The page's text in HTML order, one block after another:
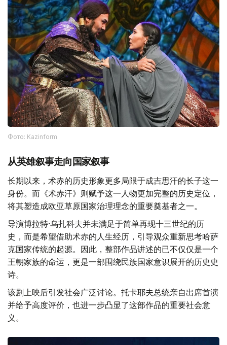
从英雄叙事走向国家叙事
长期以来，术赤的历史形象更多局限于成吉思汗的长子这一
身份。而《术赤汗》则赋予这一人物更加完整的历史定位，
将其塑造成欧亚草原国家治理理念的重要奠基者之一。
导演博拉特·乌扎科夫并未满足于简单再现十三世纪的历
史，而是希望借助术赤的人生经历，引导观众重新思考哈萨
克国家传统的起源。因此，整部作品讲述的已不仅仅是一个
王朝家族的命运，更是一部围绕民族国家意识展开的历史史
诗。
该剧上映后引发社会广泛讨论。托卡耶夫总统亲自出席首演
并给予高度评价，也进一步凸显了这部作品的重要社会意